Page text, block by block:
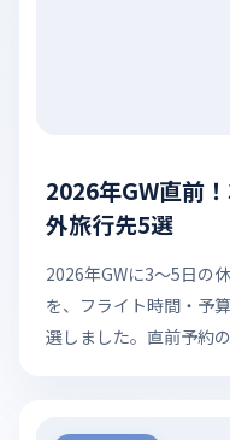
2026年GW直前
外旅行先5選
2026年GWに3〜5日の
を、フライト時間・予
選しました。直前予約